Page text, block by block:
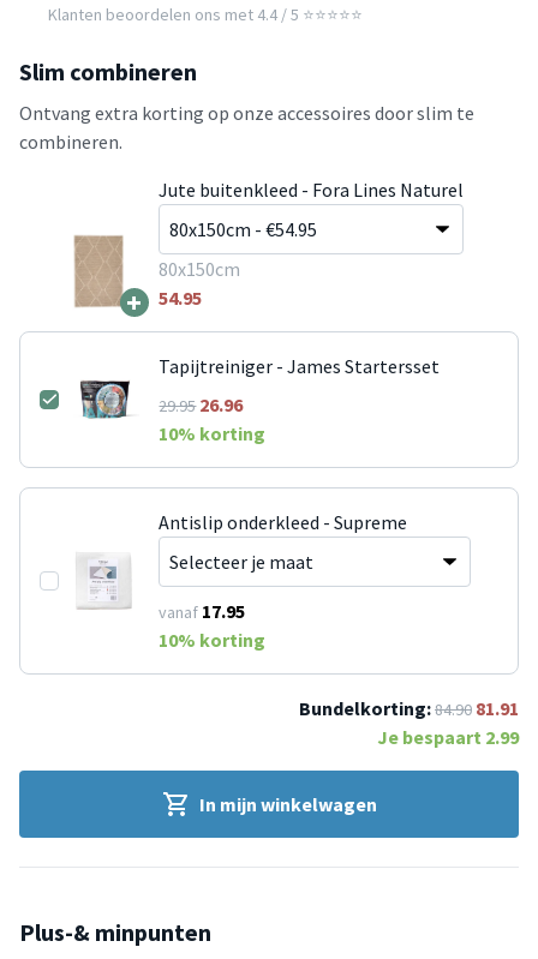
Klanten beoordelen ons met 4.4 / 5 ⭐⭐⭐⭐⭐
Slim combineren
Ontvang extra korting op onze accessoires door slim te
combineren.
+
Jute buitenkleed - Fora Lines Naturel
80x150cm
54.95
Tapijtreiniger - James Startersset
29.9526.96
10% korting
Antislip onderkleed - Supreme
vanaf 17.95
10% korting
Bundelkorting:84.90 81.91
Je bespaart 2.99
In mijn winkelwagen
Plus-& minpunten